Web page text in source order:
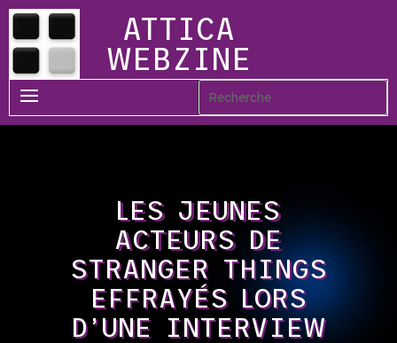
ATTICA
WEBZINE
LES JEUNES
ACTEURS DE
STRANGER THINGS
EFFRAYÉS LORS
D’UNE INTERVIEW